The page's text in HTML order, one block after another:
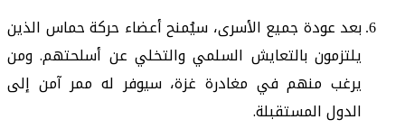
بعد عودة جميع الأسرى، سيُمنح أعضاء حركة حماس الذين
يلتزمون بالتعايش السلمي والتخلي عن أسلحتهم. ومن
يرغب منهم في مغادرة غزة، سيوفر له ممر آمن إلى
الدول المستقبلة.